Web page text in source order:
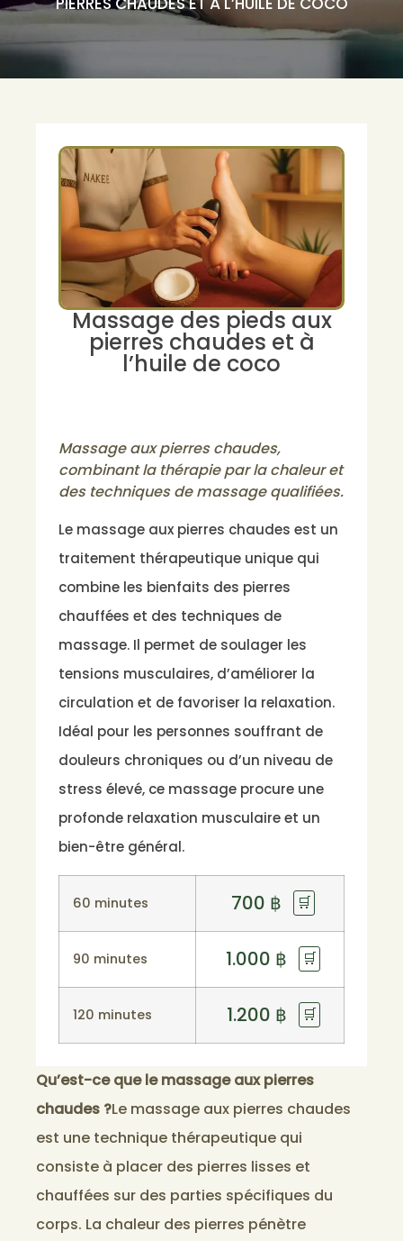
Massage des pieds aux
pierres chaudes et à
l’huile de coco
Massage aux pierres chaudes,
combinant la thérapie par la chaleur et
des techniques de massage qualifiées.
Le massage aux pierres chaudes est un
traitement thérapeutique unique qui
combine les bienfaits des pierres
chauffées et des techniques de
massage. Il permet de soulager les
tensions musculaires, d’améliorer la
circulation et de favoriser la relaxation.
Idéal pour les personnes souffrant de
douleurs chroniques ou d’un niveau de
stress élevé, ce massage procure une
profonde relaxation musculaire et un
bien-être général.
60 minutes 700 ฿ 🛒
90 minutes 1.000 ฿ 🛒
120 minutes 1.200 ฿ 🛒
Qu’est-ce que le massage aux pierres
chaudes ?Le massage aux pierres chaudes
est une technique thérapeutique qui
consiste à placer des pierres lisses et
chauffées sur des parties spécifiques du
corps. La chaleur des pierres pénètre